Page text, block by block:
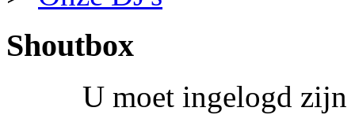
Shoutbox
U moet ingelogd zijn